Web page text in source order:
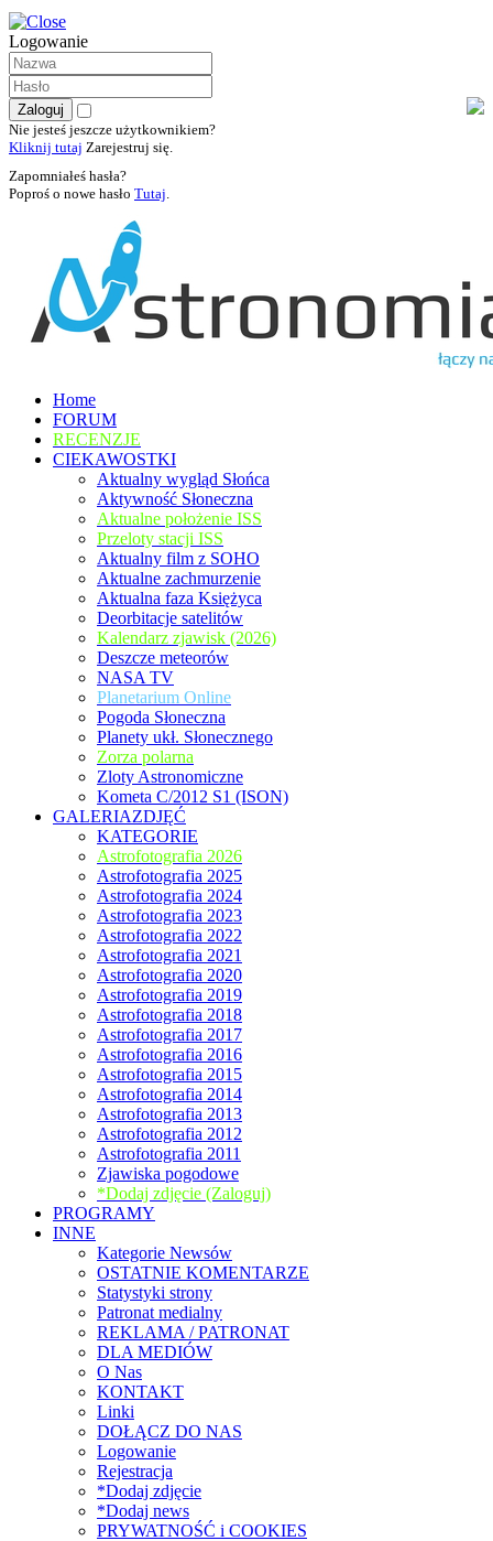
Logowanie
Nie jesteś jeszcze użytkownikiem?
Kliknij tutaj Zarejestruj się.
Zapomniałeś hasła?
Poproś o nowe hasło Tutaj.
Home
FORUM
RECENZJE
CIEKAWOSTKI
Aktualny wygląd Słońca
Aktywność Słoneczna
Aktualne położenie ISS
Przeloty stacji ISS
Aktualny film z SOHO
Aktualne zachmurzenie
Aktualna faza Księżyca
Deorbitacje satelitów
Kalendarz zjawisk (2026)
Deszcze meteorów
NASA TV
Planetarium Online
Pogoda Słoneczna
Planety ukł. Słonecznego
Zorza polarna
Zloty Astronomiczne
Kometa C/2012 S1 (ISON)
GALERIAZDJĘĆ
KATEGORIE
Astrofotografia 2026
Astrofotografia 2025
Astrofotografia 2024
Astrofotografia 2023
Astrofotografia 2022
Astrofotografia 2021
Astrofotografia 2020
Astrofotografia 2019
Astrofotografia 2018
Astrofotografia 2017
Astrofotografia 2016
Astrofotografia 2015
Astrofotografia 2014
Astrofotografia 2013
Astrofotografia 2012
Astrofotografia 2011
Zjawiska pogodowe
*Dodaj zdjęcie (Zaloguj)
PROGRAMY
INNE
Kategorie Newsów
OSTATNIE KOMENTARZE
Statystyki strony
Patronat medialny
REKLAMA / PATRONAT
DLA MEDIÓW
O Nas
KONTAKT
Linki
DOŁĄCZ DO NAS
Logowanie
Rejestracja
*Dodaj zdjęcie
*Dodaj news
PRYWATNOŚĆ i COOKIES